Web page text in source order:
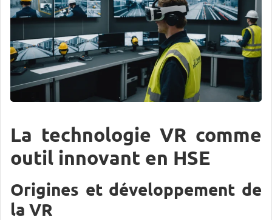
La technologie VR comme
outil innovant en HSE
Origines et développement de
la VR